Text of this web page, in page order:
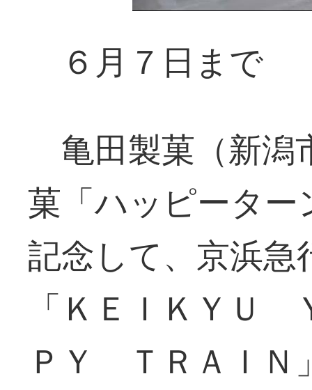
６月７日まで
亀田製菓（新潟
菓「ハッピータ
記念して、京浜急
「ＫＥＩＫＹＵ
ＰＹ ＴＲＡＩＮ